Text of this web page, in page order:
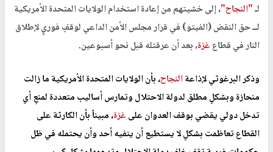
لـ"النجاح"، إلى خشيتهم من إعادة استخدام الولايات المتحدة الأمريكية
لــ حق النقض (الفيتو) في قرار مجلس الأمن الداعي لوقفٍ فوريٍ لإطلاق
النار في قطاعغزة، بعد أن عرقتله قبل نحو أسبوعين.
وذكر البرغوثي لإذاعةالنجاح، بأن الولايات المتحدة الأمريكية ما زالت
منحازة وبشكلٍ مطلق لدولة الاحتلال وتمارس أساليب متعددة لمنعِ أي
تدخل دولي يقضي بوقف العدوان علىغزة، مبيناً بأن الكارثة على
القطاع تعاظمت بشكلٍ لا يستطيع أن ينفيه أحد وأن يحتمله في ظل